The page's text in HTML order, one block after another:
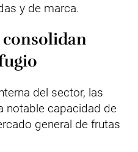
y de marca.
consolidan
del sector, las
notable capacidad de
general de frutas